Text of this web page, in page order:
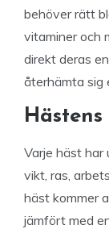
behöver rätt
vitaminer och
direkt deras
återhämta sig
Varje häst har
vikt, ras,
häst kommer
jämfört med